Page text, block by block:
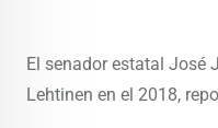
El senador estatal José
Lehtinen en el 2018,